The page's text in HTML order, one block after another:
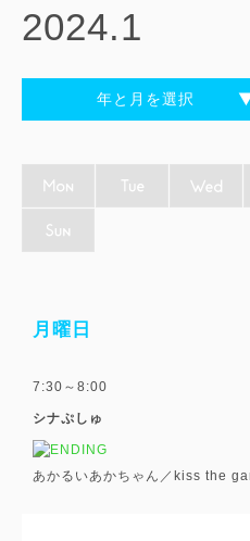
2024.1
年と月を選択
月曜日
7:30～8:00
シナぷしゅ
あかるいあかちゃん／kiss the